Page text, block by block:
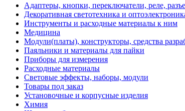
Адаптеры, кнопки, переключатели, реле,
Декоративная светотехника и
Инструменты и расходные материалы к ним
Медицина
Модули(платы), конструкторы, средства
Паяльники и материалы для пайки
Приборы для измерения
Расходные материалы
Световые эффекты, наборы, модули
Товары под заказ
Установочные и корпусные изделия
Химия